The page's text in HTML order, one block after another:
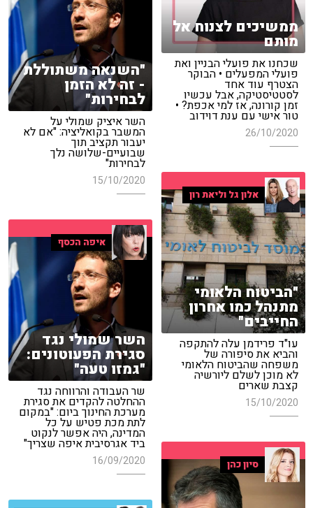
ממשיכים לצנוח אל
מותם
שכחנו את פועלי הבניין ואת
פועלי המפעלים • הבוקר
הצטרף עוד אחד
לסטטיסטיקה, אבל עכשיו
זמן קורונה, אז למי אכפת? •
טור אישי עם ענת דוידוב
26/10/2020
"השנאה משתוללת
- זה לא הזמן
לבחירות"
השר איציק שמולי על
המשבר בקואליציה: "אם לא
יעבור תקציב תוך
שבועיים-שלושה נלך
לבחירות"
15/10/2020
אלון גל וליאת רון
"הביטוח הלאומי
מתנהל כמו אחרון
החייבים"
עו"ד פרידמן עלה להתקפה
והביא את סיפורה של
משפחה שהביטוח הלאומי
לא מוכן לשלם ליורשיה
קצבת שארים
15/10/2020
איפה הכסף
השר שמולי נגד
סגירת הפעוטונים:
"גמזו טעה"
שר העבודה והרווחה נגד
ההחלטה להקדים את סגירת
מערכת החינוך ביום: "במקום
לתת מכת פטיש על כל
המדינה, היה אפשר לנקוט
ביד אגרסיבית איפה שצריך"
16/09/2020 סיון כהן